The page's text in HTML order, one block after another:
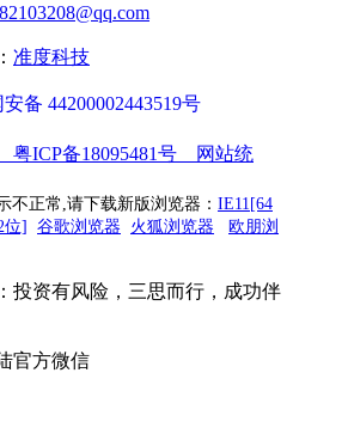
准度科技
备 44200002443519号
粤ICP备18095481号
网站统
不正常,请下载新版浏览器： IE11[64
位] 谷歌浏览器 火狐浏览器
欧朋浏
投资有风险，三思而行，成功伴